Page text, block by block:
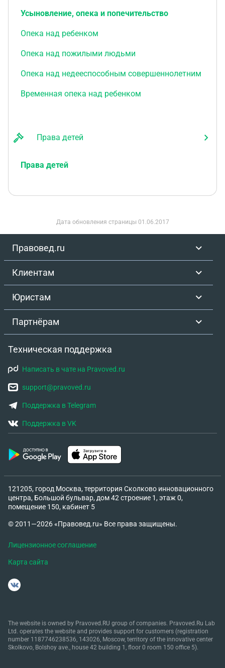
Усыновление, опека и попечительство
Опека над ребенком
Опека над пожилыми людьми
Опека над недееспособным совершеннолетним
Временная опека над ребенком
Права детей
Права детей
Дата обновления страницы 01.06.2017
Правовед.ru
Клиентам
Юристам
Партнёрам
Техническая поддержка
Написать в чате на Pravoved.ru
support@pravoved.ru
Поддержка в Telegram
Поддержка в VK
121205, город Москва, территория Сколково инновационного
центра, Большой бульвар, дом 42 строение 1, этаж 0,
помещение 150, кабинет 5
© 2011—2026 «Правовед.ru» Все права защищены.
Лицензионное соглашение
Карта сайта
The website is owned by Pravoved.RU group of companies. Pravoved.Ru Lab
Ltd. operates the website and provides support for customers (registration
number 1187746238536, 143026, Moscow, territory of the innovative center
Skolkovo, Bolshoy ave., house 42 building 1, floor 0 room 150 office 5).